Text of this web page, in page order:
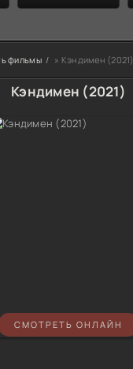
фильмы » Кэндимен (2021)
Кэндимен (2021)
СМОТРЕТЬ ОНЛАЙН